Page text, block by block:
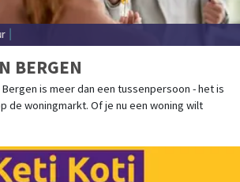
BERGEN
is meer dan een tussenpersoon - het is
de woningmarkt. Of je nu een woning wilt